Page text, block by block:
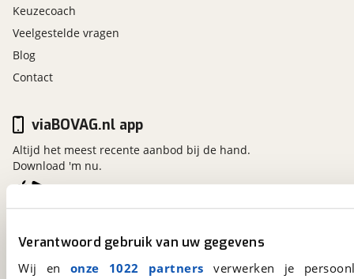
Verantwoord gebruik van uw gegevens
Wij en onze 1022 partners verwerken je
Keuzecoach
Veelgestelde vragen
Blog
Contact
Kosterijland15
Bunnik
viaBOVAG.nl app
Altijd het meest recente aanbod bij de hand.
Download 'm nu.